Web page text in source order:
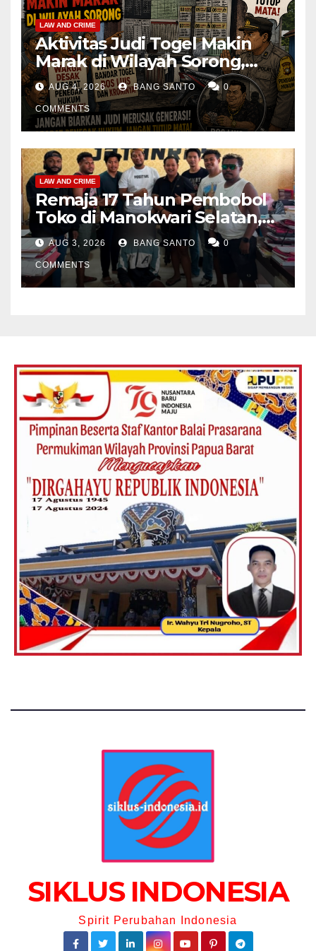
LAW AND CRIME
Aktivitas Judi Togel Makin
Marak di Wilayah Sorong,
Warga Desak Aparat Segera
Tangkap Bandar Luis dan
Kroninya
AUG 4, 2026 BANG SANTO 0
COMMENTS
LAW AND CRIME
Remaja 17 Tahun Pembobol
Toko di Manokwari Selatan,
Akhirnya Diamankan Tim
Jatanras Polda Papua Barat
AUG 3, 2026 BANG SANTO 0
COMMENTS
SIKLUS INDONESIA
Spirit Perubahan Indonesia